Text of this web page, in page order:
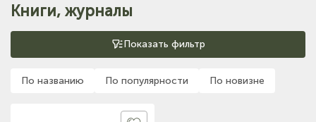
Книги, журналы
Показать фильтр
По названию По популярности По новизне